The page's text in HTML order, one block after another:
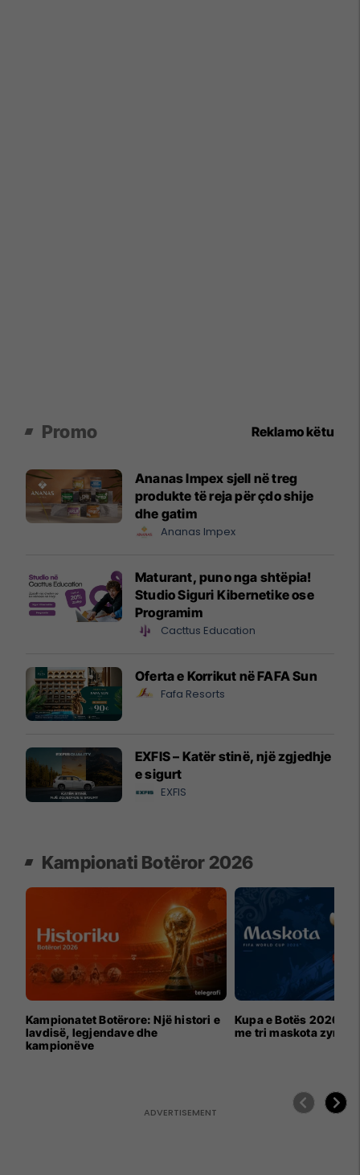
Promo Reklamo këtu
Ananas Impex sjell në treg
produkte të reja për çdo shije
dhe gatim
Ananas Impex
Maturant, puno nga shtëpia!
Studio Siguri Kibernetike ose
Programim
Cacttus Education
Oferta e Korrikut në FAFA Sun
Fafa Resorts
EXFIS – Katër stinë, një zgjedhje
e sigurt
EXFIS
Kampionati Botëror 2026
Kampionatet Botërore: Një histori e
lavdisë, legjendave dhe
kampionëve
Kupa e Botës 2026
me tri maskota zyrtare